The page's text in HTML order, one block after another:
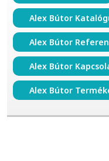
Alex Bútor
Alex Bútor
Alex Bútor
Alex Bútor